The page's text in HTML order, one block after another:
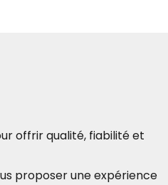
offrir qualité, fiabilité et
proposer une expérience